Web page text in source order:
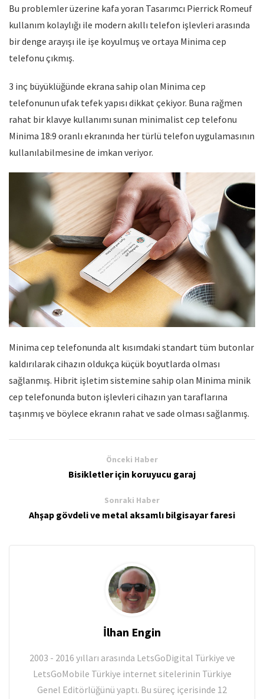
Bu problemler üzerine kafa yoran Tasarımcı Pierrick Romeuf
kullanım kolaylığı ile modern akıllı telefon işlevleri arasında
bir denge arayışı ile işe koyulmuş ve ortaya Minima cep
telefonu çıkmış.
3 inç büyüklüğünde ekrana sahip olan Minima cep
telefonunun ufak tefek yapısı dikkat çekiyor. Buna rağmen
rahat bir klavye kullanımı sunan minimalist cep telefonu
Minima 18:9 oranlı ekranında her türlü telefon uygulamasının
kullanılabilmesine de imkan veriyor.
Minima cep telefonunda alt kısımdaki standart tüm butonlar
kaldırılarak cihazın oldukça küçük boyutlarda olması
sağlanmış. Hibrit işletim sistemine sahip olan Minima minik
cep telefonunda buton işlevleri cihazın yan taraflarına
taşınmış ve böylece ekranın rahat ve sade olması sağlanmış.
Önceki Haber
Bisikletler için koruyucu garaj
Sonraki Haber
Ahşap gövdeli ve metal aksamlı bilgisayar faresi
İlhan Engin
2003 - 2016 yılları arasında LetsGoDigital Türkiye ve
LetsGoMobile Türkiye internet sitelerinin Türkiye
Genel Editörlüğünü yaptı. Bu süreç içerisinde 12